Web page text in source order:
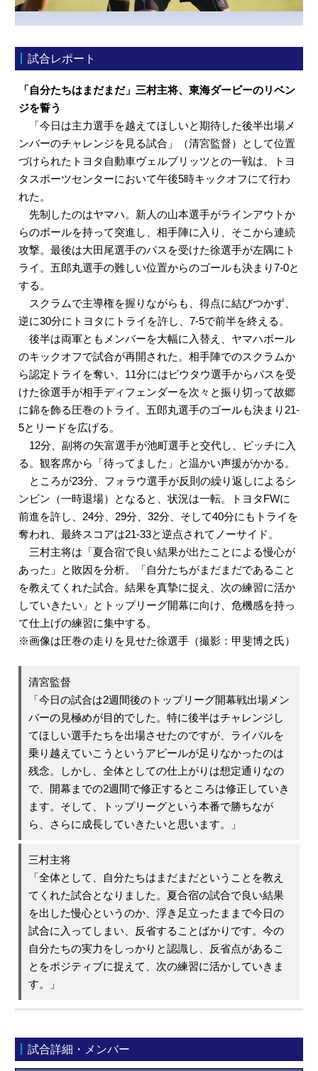
試合レポート
「自分たちはまだまだ」三村主将、東海ダービーのリベン
ジを誓う
「今日は主力選手を越えてほしいと期待した後半出場メ
ンバーのチャレンジを見る試合」（清宮監督）として位置
づけられたトヨタ自動車ヴェルブリッツとの一戦は、トヨ
タスポーツセンターにおいて午後5時キックオフにて行わ
れた。
先制したのはヤマハ。新人の山本選手がラインアウトか
らのボールを持って突進し、相手陣に入り、そこから連続
攻撃。最後は大田尾選手のパスを受けた徐選手が左隅にト
ライ。五郎丸選手の難しい位置からのゴールも決まり7-0と
する。
スクラムで主導権を握りながらも、得点に結びつかず、
逆に30分にトヨタにトライを許し、7-5で前半を終える。
後半は両軍ともメンバーを大幅に入替え、ヤマハボール
のキックオフで試合が再開された。相手陣でのスクラムか
ら認定トライを奪い、11分にはピウタウ選手からパスを受
けた徐選手が相手ディフェンダーを次々と振り切って故郷
に錦を飾る圧巻のトライ。五郎丸選手のゴールも決まり21-
5とリードを広げる。
12分、副将の矢富選手が池町選手と交代し、ピッチに入
る。観客席から「待ってました」と温かい声援がかかる。
ところが23分、フォラウ選手が反則の繰り返しによるシ
ンビン（一時退場）となると、状況は一転。トヨタFWに
前進を許し、24分、29分、32分、そして40分にもトライを
奪われ、最終スコアは21-33と逆点されてノーサイド。
三村主将は「夏合宿で良い結果が出たことによる慢心が
あった」と敗因を分析。「自分たちがまだまだであること
を教えてくれた試合。結果を真摯に捉え、次の練習に活か
していきたい」とトップリーグ開幕に向け、危機感を持っ
て仕上げの練習に集中する。
※画像は圧巻の走りを見せた徐選手（撮影：甲斐博之氏）
清宮監督
「今日の試合は2週間後のトップリーグ開幕戦出場メン
バーの見極めが目的でした。特に後半はチャレンジし
てほしい選手たちを出場させたのですが、ライバルを
乗り越えていこうというアピールが足りなかったのは
残念。しかし、全体としての仕上がりは想定通りなの
で、開幕までの2週間で修正するところは修正していき
ます。そして、トップリーグという本番で勝ちなが
ら、さらに成長していきたいと思います。」
三村主将
「全体として、自分たちはまだまだということを教え
てくれた試合となりました。夏合宿の試合で良い結果
を出した慢心というのか、浮き足立ったままで今日の
試合に入ってしまい、反省することばかりです。今の
自分たちの実力をしっかりと認識し、反省点があるこ
とをポジティブに捉えて、次の練習に活かしていきま
す。」
試合詳細・メンバー